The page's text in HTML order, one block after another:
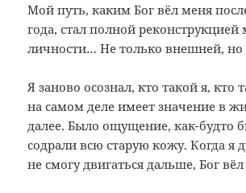
Мой путь, каким Бог вёл меня
года, стал полной реконструкцией
личности… Не только внешней, но
Я заново осознал, кто такой я, кто
на самом деле имеет значение в
далее. Было ощущение, как-будто
содрали всю старую кожу. Когда я
не смогу двигаться дальше, Бог